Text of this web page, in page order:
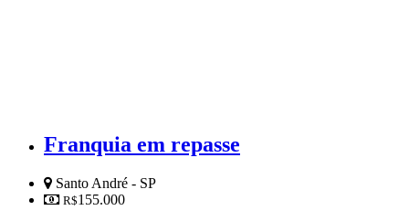
Franquia em repasse
Santo André - SP
R$155.000